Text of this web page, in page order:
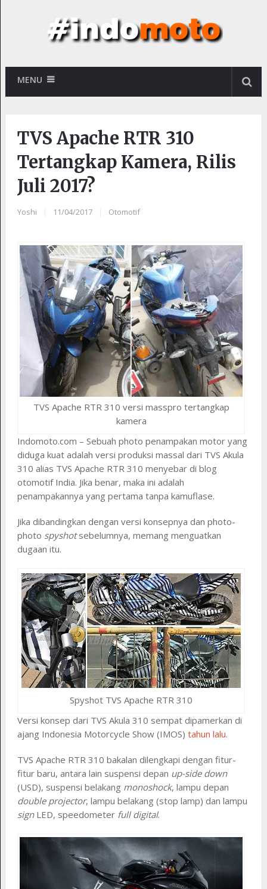
MENU
TVS Apache RTR 310
Tertangkap Kamera, Rilis
Juli 2017?
Yoshi 11/04/2017 Otomotif
TVS Apache RTR 310 versi masspro tertangkap
kamera
Indomoto.com – Sebuah photo penampakan motor yang
diduga kuat adalah versi produksi massal dari TVS Akula
310 alias TVS Apache RTR 310 menyebar di blog
otomotif India. Jika benar, maka ini adalah
penampakannya yang pertama tanpa kamuflase.
Jika dibandingkan dengan versi konsepnya dan photo-
photo spyshotsebelumnya, memang menguatkan
dugaan itu.
Spyshot TVS Apache RTR 310
Versi konsep dari TVS Akula 310 sempat dipamerkan di
ajang Indonesia Motorcycle Show (IMOS) tahun lalu.
TVS Apache RTR 310 bakalan dilengkapi dengan fitur-
fitur baru, antara lain suspensi depan up-side down
(USD), suspensi belakang monoshock, lampu depan
double projector, lampu belakang (stop lamp) dan lampu
signLED, speedometer full digital.